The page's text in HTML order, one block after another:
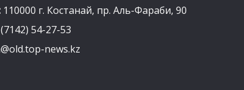
110000 г. Костанай, пр. Аль-Фараби, 90
54-27-53
news.kz